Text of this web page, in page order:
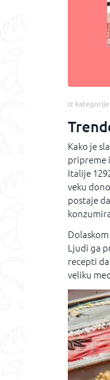
Iz kategorije
Kako je
pripreme
Italije
veku
postaje
Ljudi ga
recepti
veliku